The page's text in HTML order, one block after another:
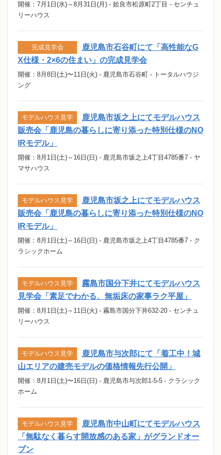
開催：7月1日(水)～8月31日(月) - 姶良市松原町2丁目 - センチュ
リーハウス
鹿児島市石谷町にて「高性能なG
X仕様・2×6の住まい」の完成見学会
開催：8月8日(土)〜11日(火) - 鹿児島市石谷町 - トータルハウジ
ング
完成見学会
鹿児島市坂之上にてモデルハウス
販売会「鹿児島の暮らしに寄り添った特別仕様のNO
IRモデル」
開催：8月1日(土)～16日(日) - 鹿児島市坂之上4丁目4785番7 - ヤ
マサハウス
モデルハウス見学
鹿児島市坂之上にてモデルハウス
販売会「鹿児島の暮らしに寄り添った特別仕様のNO
IRモデル」
開催：8月1日(土)～16日(日) - 鹿児島市坂之上4丁目4785番7 - ク
ラシックホーム
モデルハウス見学
霧島市国分下井にてモデルハウス
見学会「素足でわかる、無垢床の家事ラク平屋」
開催：8月1日(土)～11日(火) - 霧島市国分下井632-20 - センチュ
リーハウス
モデルハウス見学
鹿児島市与次郎にて「着工中！城
山エリアの建売モデルの価格情報先行公開」
開催：8月1日(土)〜16日(日) - 鹿児島市与次郎1-5-5 - クラシック
ホーム
モデルハウス見学
鹿児島市中山町にてモデルハウス
「無駄なく暮らす開放感のある家」がグランドオー
プン
モデルハウス見学